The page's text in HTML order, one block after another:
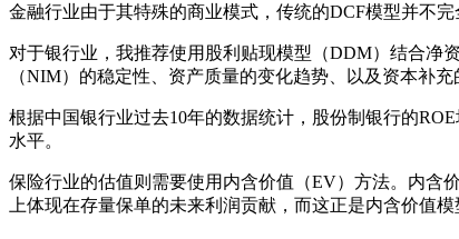
金融行业由于其特殊的商业模式，传统的DCF模型并不
对于银行业，我推荐使用股利贴现模型（DDM）结合净
（NIM）的稳定性、资产质量的变化趋势、以及资本补充
根据中国银行业过去10年的数据统计，股份制银行的
水平。
保险行业的估值则需要使用内含价值（EV）方法。内含
上体现在存量保单的未来利润贡献，而这正是内含价值模